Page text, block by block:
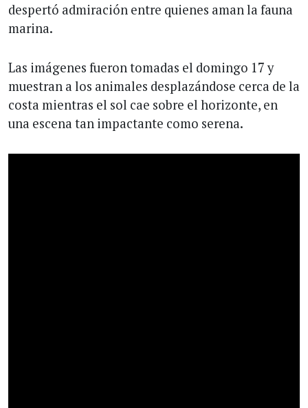
despertó admiración entre quienes aman la fauna
marina.
Las imágenes fueron tomadas el domingo 17 y
muestran a los animales desplazándose cerca de la
costa mientras el sol cae sobre el horizonte, en
una escena tan impactante como serena.